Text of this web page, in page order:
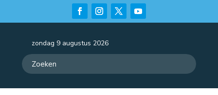
zondag 9 augustus 2026